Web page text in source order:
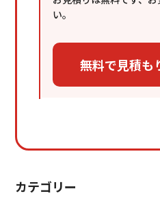
い。
カテゴリー